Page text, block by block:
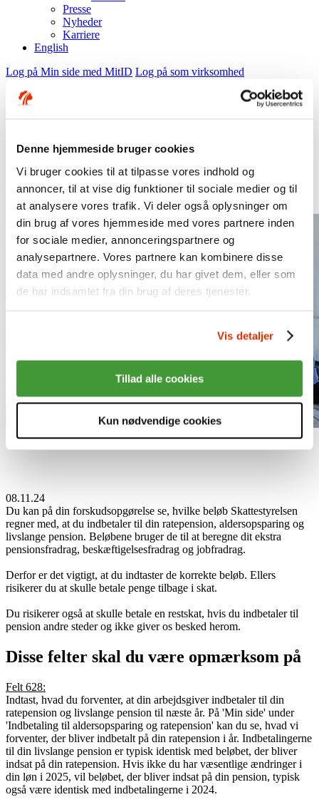
Denne hjemmeside bruger cookies
Vi bruger cookies til at tilpasse vores indhold og
annoncer, til at vise dig funktioner til sociale medier og til
at analysere vores trafik. Vi deler også oplysninger om
din brug af vores hjemmeside med vores partnere inden
for sociale medier, annonceringspartnere og
analysepartnere. Vores partnere kan kombinere disse
data med andre oplysninger, du har givet dem, eller som
de har indsamlet fra din brug af deres tjenester.
Vis detaljer
Tillad alle cookies
Kun nødvendige cookies
Presse
Nyheder
Karriere
English
Log på Min side med MitID Log på som virksomhed
Forskudsopgørelsen og din pension - dette skal du
Skattestyrelsen åbner snart op for din forskudsopgørelse for 2025. I
den forbindelse er der et par ting vedrørende din pension, som du
skal være opmærksom på. Det er vigtigt, at du oplyser de rigtige
beløb for indbetaling til de forskellige
opsparingstyper. Ellers risikerer du dels at gå glip af fradrag og dels
at skulle betale penge tilbage i skat.
08.11.24
Du kan på din forskudsopgørelse se, hvilke beløb Skattestyrelsen
regner med, at du indbetaler til din ratepension, aldersopsparing og
livslange pension. Beløbene bruger de til at beregne dit ekstra
pensionsfradrag, beskæftigelsesfradrag og jobfradrag.
Derfor er det vigtigt, at du indtaster de korrekte beløb. Ellers
risikerer du at skulle betale penge tilbage i skat.
Du risikerer også at skulle betale en restskat, hvis du indbetaler til
pension andre steder og ikke giver os besked herom.
Disse felter skal du være opmærksom på
Felt 628:
Indtast, hvad du forventer, at din arbejdsgiver indbetaler til din
ratepension og livslange pension til næste år. På 'Min side' under
'Indbetaling til aldersopsparing og ratepension' kan du se, hvad vi
forventer, der bliver indbetalt på din ratepension i år. Indbetalingerne
til din livslange pension er typisk identisk med beløbet, der bliver
indsat på din ratepension. Hvis ikke du har væsentlige ændringer i
din løn i 2025, vil beløbet, der bliver indsat på din pension, typisk
også være identisk med indbetalingerne i 2024.